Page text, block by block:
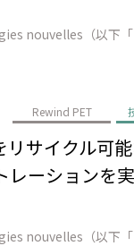
Rewind PET
サイクル可
ーションを